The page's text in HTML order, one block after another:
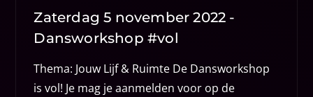
Zaterdag 5 november 2022 -
Dansworkshop #vol
Thema: Jouw Lijf & Ruimte De Dansworkshop
is vol! Je mag je aanmelden voor op de